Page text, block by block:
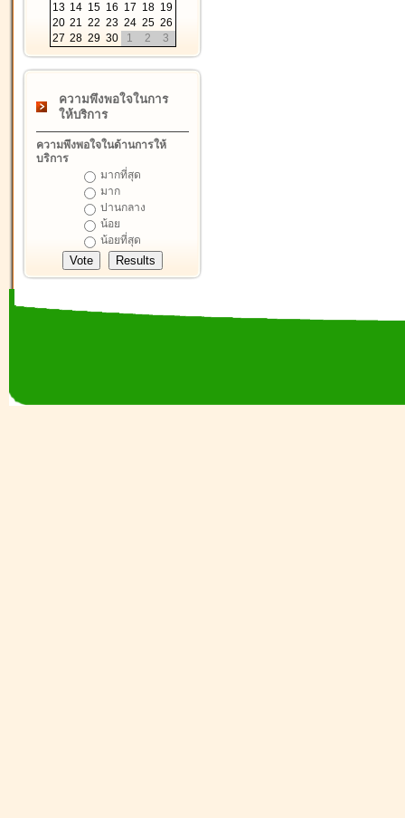
13 14 15 16 17 18 19
20 21 22 23 24 25 26
27 28 29 30 1 2 3
ความพึงพอใจในการ
ให้บริการ
ความพึงพอใจในด้านการให้
บริการ
มากที่สุด
มาก
ปานกลาง
น้อย
น้อยที่สุด